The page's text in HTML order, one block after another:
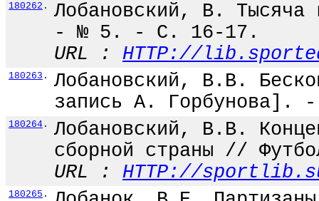
180262 .
Лобановский, В.
- № 5. - С. 16-17.
URL : HTTP://
180263 .
Лобановский, В.В.
запись А.
180264 .
Лобановский, В.В.
сборной страны //
URL : HTTP://
180265 .